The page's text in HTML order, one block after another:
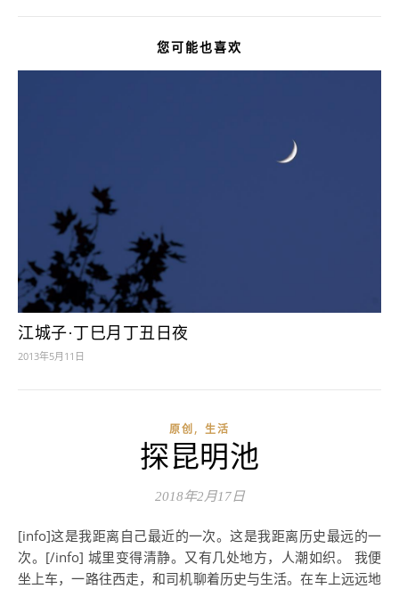
您可能也喜欢
江城子·丁巳月丁丑日夜
2013年5月11日
原创 , 生活
探昆明池
2018年2月17日
[info]这是我距离自己最近的一次。这是我距离历史最远的一
次。[/info] 城里变得清静。又有几处地方，人潮如织。 我便
坐上车，一路往西走，和司机聊着历史与生活。在车上远远地